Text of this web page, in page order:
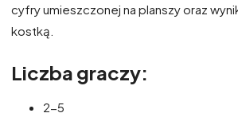
cyfry umieszczonej na planszy oraz
kostką.
Liczba graczy:
2-5